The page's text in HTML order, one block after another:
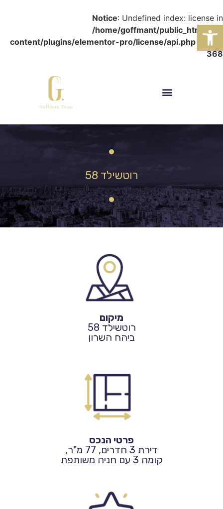
פתח סרגל נגישות
Notice: Undefined index: license in
/home/goffmant/public_html/wp-
content/plugins/elementor-pro/license/api.php on line
368
רוטשילד 58
מיקום
רוטשילד 58
ביהח השרון
פרטי הנכס
דירת 3 חדרים, 77 מ"ר,
קומה 3 עם חניה משותפת